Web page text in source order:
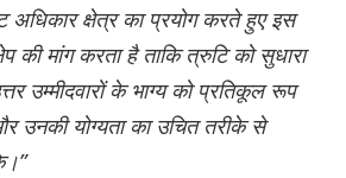
क्षेत्र का प्रयोग करते हुए इस
की मांग करता है ताकि त्रुटि को सुधारा
उम्मीदवारों के भाग्य को प्रतिकूल रूप
उनकी योग्यता का उचित तरीके से